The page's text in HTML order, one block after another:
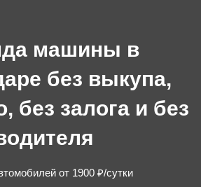
машины в
без выкупа,
без залога и без
от 1900 ₽/сутки